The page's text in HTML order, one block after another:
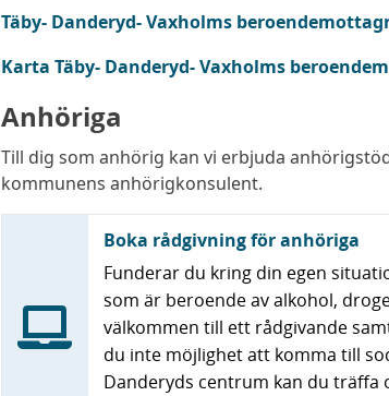
Täby- Danderyd- Vaxholms
(extern länk, öppnas i ny flik)
Karta Täby- Danderyd- Vaxholms
(extern länk, öppnas i ny flik)
Anhöriga
Till dig som anhörig kan vi erbjuda
kommunens anhörigkonsulent.
Boka rådgivning för anhöriga
Funderar du kring din egen
som är beroende av alkohol,
välkommen till ett rådgivande
du inte möjlighet att komma till
Danderyds centrum kan du träffa